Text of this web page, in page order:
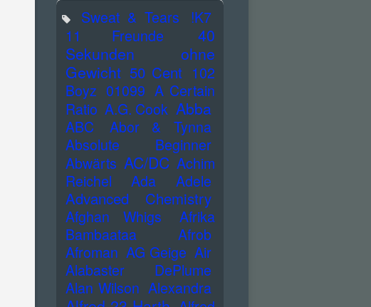
Sweat & Tears
!K7
11 Freunde
40
Sekunden ohne
Gewicht 50 Cent 102
Boyz 01099 A Certain
Ratio A.G. Cook Abba
ABC
Abor & Tynna
Absolute Beginner
Abwärts AC/DC Achim
Reichel
Ada Adele
Advanced Chemistry
Afghan Whigs
Afrika
Bambaataa
Afrob
Afroman AG Geige Air
Alabaster DePlume
Alan Wilson Alexandra